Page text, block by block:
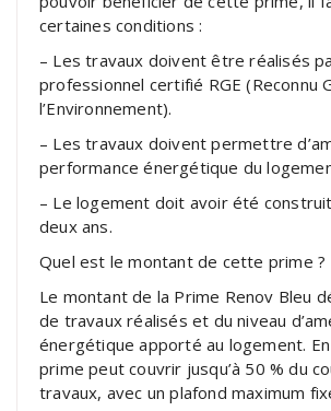
certaines conditions :
– Les travaux doivent être réalisés
professionnel certifié RGE (Reconnu
l’Environnement).
– Les travaux doivent permettre
performance énergétique du
– Le logement doit avoir été
deux ans.
Quel est le montant de cette prime ?
Le montant de la Prime Renov Bleu
de travaux réalisés et du niveau
énergétique apporté au logement.
prime peut couvrir jusqu’à 50 % du
travaux, avec un plafond maximum